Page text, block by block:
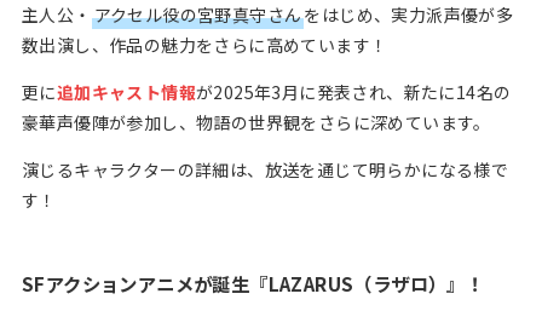
主人公・ アクセル役の宮野真守さんをはじめ、実力派声優が多
数出演し、作品の魅力をさらに高めています！
更に追加キャスト情報が2025年3月に発表され、新たに14名の
豪華声優陣が参加し、物語の世界観をさらに深めています。
演じるキャラクターの詳細は、放送を通じて明らかになる様で
す！
SFアクションアニメが誕生『LAZARUS（ラザロ）』！